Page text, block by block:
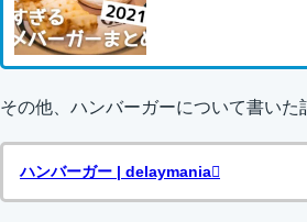
その他、ハンバーガーについて書いた
ハンバーガー | delaymania